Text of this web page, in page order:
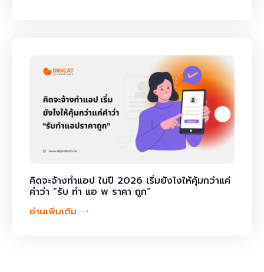
คิดจะจ้างทำแอป ในปี 2026 เริ่มยังไงให้คุ้มกว่าแค่
คำว่า “รับ ทํา แอ พ ราคา ถูก”
อ่านเพิ่มเติม